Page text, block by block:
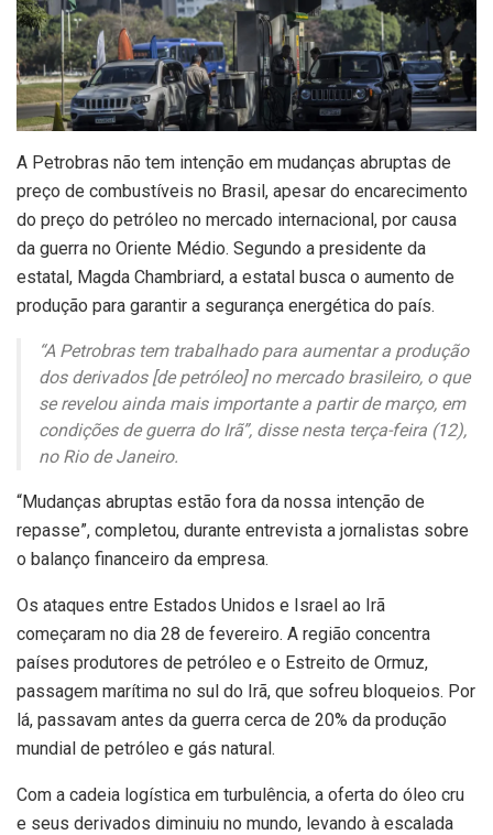
A Petrobras não tem intenção em mudanças abruptas de
preço de combustíveis no Brasil, apesar do encarecimento
do preço do petróleo no mercado internacional, por causa
da guerra no Oriente Médio. Segundo a presidente da
estatal, Magda Chambriard, a estatal busca o aumento de
produção para garantir a segurança energética do país.
“A Petrobras tem trabalhado para aumentar a produção
dos derivados [de petróleo] no mercado brasileiro, o que
se revelou ainda mais importante a partir de março, em
condições de guerra do Irã”, disse nesta terça-feira (12),
no Rio de Janeiro.
“Mudanças abruptas estão fora da nossa intenção de
repasse”, completou, durante entrevista a jornalistas sobre
o balanço financeiro da empresa.
Os ataques entre Estados Unidos e Israel ao Irã
começaram no dia 28 de fevereiro. A região concentra
países produtores de petróleo e o Estreito de Ormuz,
passagem marítima no sul do Irã, que sofreu bloqueios. Por
lá, passavam antes da guerra cerca de 20% da produção
mundial de petróleo e gás natural.
Com a cadeia logística em turbulência, a oferta do óleo cru
e seus derivados diminuiu no mundo, levando à escalada